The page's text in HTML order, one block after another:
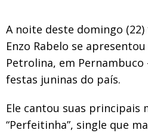
A noite deste domingo
Enzo Rabelo se apresentou
Petrolina, em
festas juninas do país.
Ele cantou suas principais
“Perfeitinha”, single que